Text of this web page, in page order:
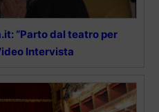
“Parto dal teatro per
Intervista